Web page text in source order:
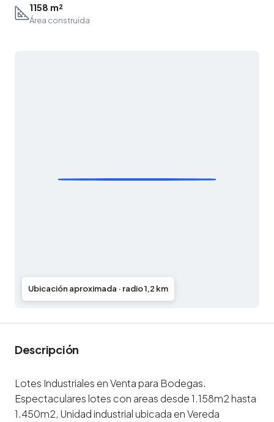
1158 m²
Área construida
Ubicación aproximada · radio 1,2 km
Descripción
Lotes Industriales en Venta para Bodegas.
Espectaculares lotes con areas desde 1.158m2 hasta
1.450m2, Unidad industrial ubicada en Vereda